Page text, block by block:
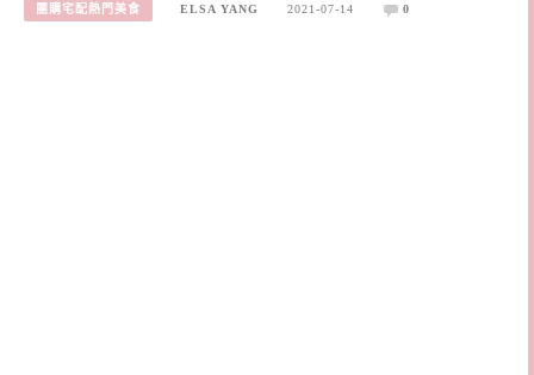
團購宅配熱門美食 ELSA YANG 2021-07-14 0